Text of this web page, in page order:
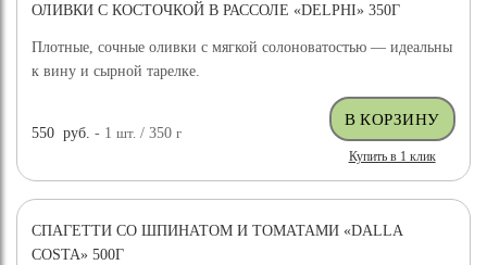
ОЛИВКИ С КОСТОЧКОЙ В РАССОЛЕ «DELPHI» 350Г
Плотные, сочные оливки с мягкой солоноватостью — идеальны
к вину и сырной тарелке.
550 руб. - 1шт. / 350г
Купить в 1 клик
СПАГЕТТИ СО ШПИНАТОМ И ТОМАТАМИ «DALLA
COSTA» 500Г